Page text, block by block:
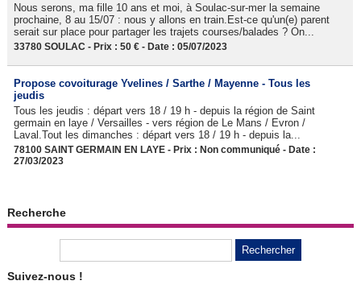
Nous serons, ma fille 10 ans et moi, à Soulac-sur-mer la semaine
prochaine, 8 au 15/07 : nous y allons en train.Est-ce qu'un(e) parent
serait sur place pour partager les trajets courses/balades ? On...
33780 SOULAC - Prix : 50 € - Date : 05/07/2023
Propose covoiturage Yvelines / Sarthe / Mayenne - Tous les
jeudis
Tous les jeudis : départ vers 18 / 19 h - depuis la région de Saint
germain en laye / Versailles - vers région de Le Mans / Evron /
Laval.Tout les dimanches : départ vers 18 / 19 h - depuis la...
78100 SAINT GERMAIN EN LAYE - Prix : Non communiqué - Date :
27/03/2023
Recherche
Suivez-nous !